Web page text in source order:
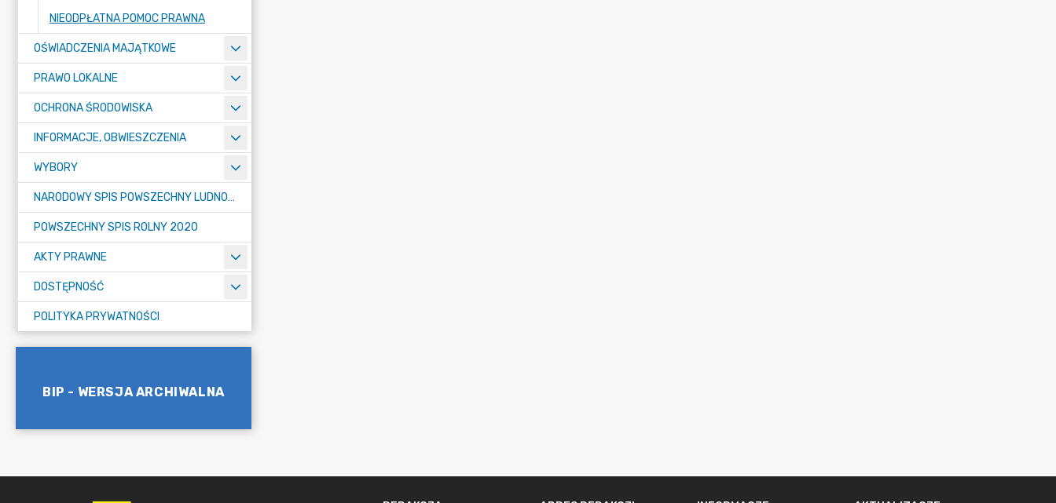
NIEODPŁATNA POMOC PRAWNA
OŚWIADCZENIA MAJĄTKOWE
PRAWO LOKALNE
OCHRONA ŚRODOWISKA
INFORMACJE, OBWIESZCZENIA
WYBORY
NARODOWY SPIS POWSZECHNY LUDNOŚCI I MIESZKAŃ W 2021
POWSZECHNY SPIS ROLNY 2020
AKTY PRAWNE
DOSTĘPNOŚĆ
POLITYKA PRYWATNOŚCI
BIP - WERSJA ARCHIWALNA